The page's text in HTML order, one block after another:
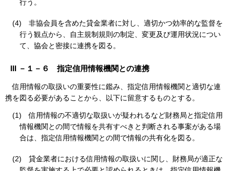
行う。
(4)
非協会員を含めた貸金業者に対し、適切かつ効率的な監督を
行う観点から、自主規制規則の制定、変更及び運用状況につい
て、協会と密接に連携を図る。
III －１－６ 指定信用情報機関との連携
信用情報の取扱いの重要性に鑑み、指定信用情報機関と適切な連
携を図る必要があることから、以下に留意するものとする。
(1)
信用情報の不適切な取扱いが疑われるなど財務局と指定信用
情報機関との間で情報を共有すべきと判断される事案がある場
合は、指定信用情報機関との間で情報の共有化を図る。
(2)
貸金業者における信用情報の取扱いに関し、財務局が適正な